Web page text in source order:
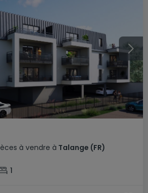
à vendre à Talange (FR)
1